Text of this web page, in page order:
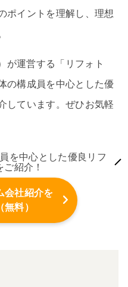
ポイントを理解し、理想
が運営する「リフォト
の構成員を中心とした優
しています。ぜひお気軽
を中心とした優良リフ
紹介！
会社紹介を
料）